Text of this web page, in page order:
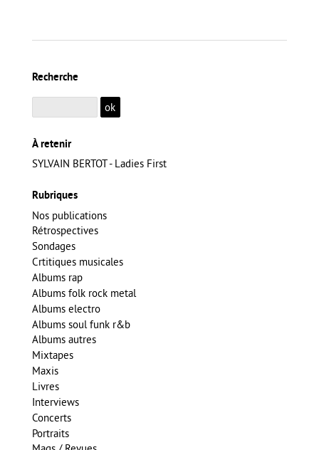
Recherche
À retenir
SYLVAIN BERTOT - Ladies First
Rubriques
Nos publications
Rétrospectives
Sondages
Crtitiques musicales
Albums rap
Albums folk rock metal
Albums electro
Albums soul funk r&b
Albums autres
Mixtapes
Maxis
Livres
Interviews
Concerts
Portraits